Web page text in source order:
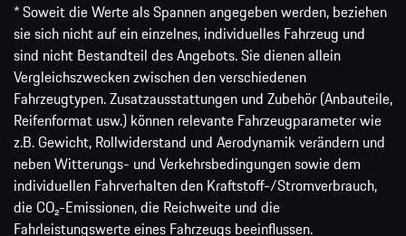
* Soweit die Werte als Spannen angegeben werden, beziehen
sie sich nicht auf ein einzelnes, individuelles Fahrzeug und
sind nicht Bestandteil des Angebots. Sie dienen allein
Vergleichszwecken zwischen den verschiedenen
Fahrzeugtypen. Zusatzausstattungen und Zubehör (Anbauteile,
Reifenformat usw.) können relevante Fahrzeugparameter wie
z.B. Gewicht, Rollwiderstand und Aerodynamik verändern und
neben Witterungs- und Verkehrsbedingungen sowie dem
individuellen Fahrverhalten den Kraftstoff-/Stromverbrauch,
die CO₂-Emissionen, die Reichweite und die
Fahrleistungswerte eines Fahrzeugs beeinflussen.